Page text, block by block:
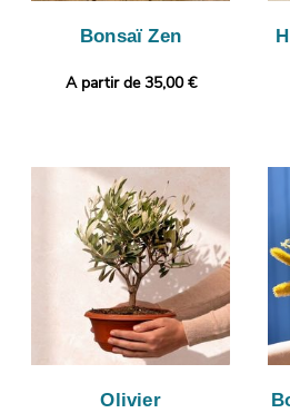
Bonsaï Zen
A partir de 35,00 €
Olivier